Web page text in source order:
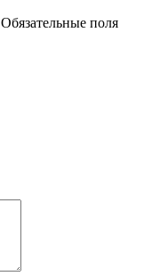
Обязательные поля